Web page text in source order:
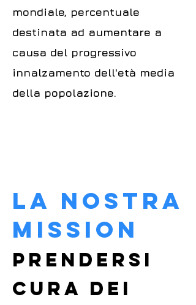
mondiale, percentuale
destinata ad aumentare a
causa del progressivo
innalzamento dell'età media
della popolazione.
la nostra
MISSION
prendersi
cura dei